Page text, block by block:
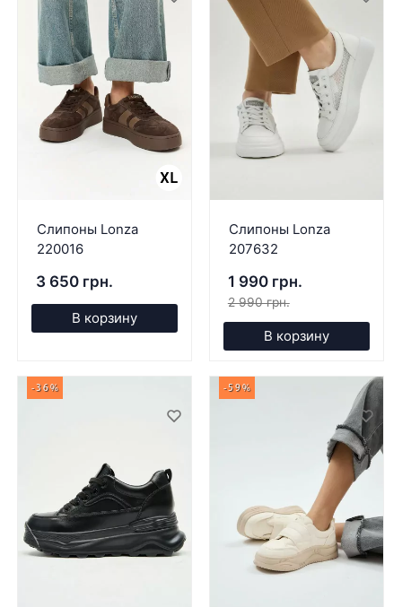
Слипоны Lonza
220016
3 650 грн.
В корзину
Слипоны Lonza
207632
1 990 грн.
2 990 грн.
В корзину
-36% -59%